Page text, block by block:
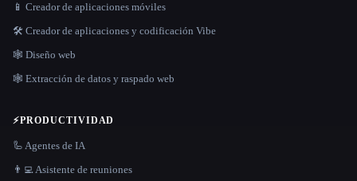
📱 Creador de aplicaciones móviles
🛠️ Creador de aplicaciones y codificación Vibe
🕸 Diseño web
🕸️ Extracción de datos y raspado web
⚡PRODUCTIVIDAD
🦾 Agentes de IA
👨‍💻 Asistente de reuniones